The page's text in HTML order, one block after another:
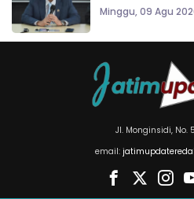
Minggu, 09 Agu
Jl. Monginsidi, No.
email: